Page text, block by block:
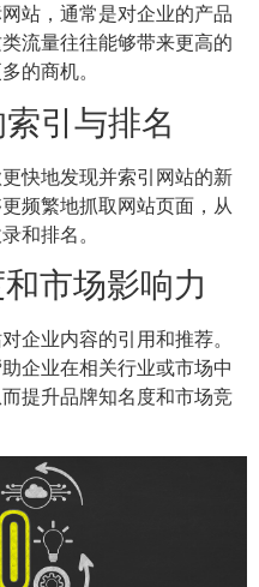
站，通常是对企业的产品
流量往往能够带来更高的
的商机。
引与排名
快地发现并索引网站的新
频繁地抓取网站页面，从
和排名。
市场影响力
企业内容的引用和推荐。
企业在相关行业或市场中
提升品牌知名度和市场竞